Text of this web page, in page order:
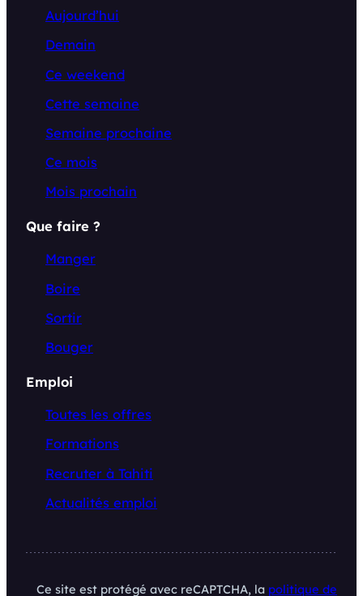
Aujourd’hui
Demain
Ce weekend
Cette semaine
Semaine prochaine
Ce mois
Mois prochain
Que faire ?
Manger
Boire
Sortir
Bouger
Emploi
Toutes les offres
Formations
Recruter à Tahiti
Actualités emploi
Ce site est protégé avec reCAPTCHA, la politique de